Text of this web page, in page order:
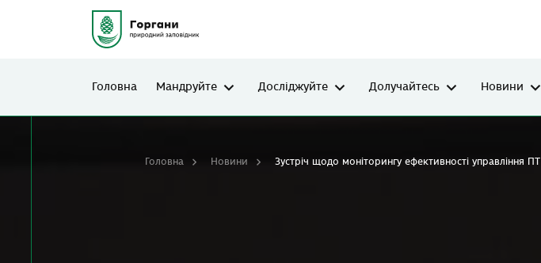
Головна Мандруйте Досліджуйте Долучайтесь Новини
Головна Новини Зустріч щодо моніторингу ефективності управління ПТ